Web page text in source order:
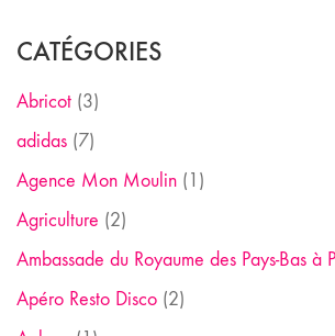
CATÉGORIES
Abricot (3)
adidas (7)
Agence Mon Moulin (1)
Agriculture (2)
Ambassade du Royaume des Pays-Bas à
Apéro Resto Disco (2)